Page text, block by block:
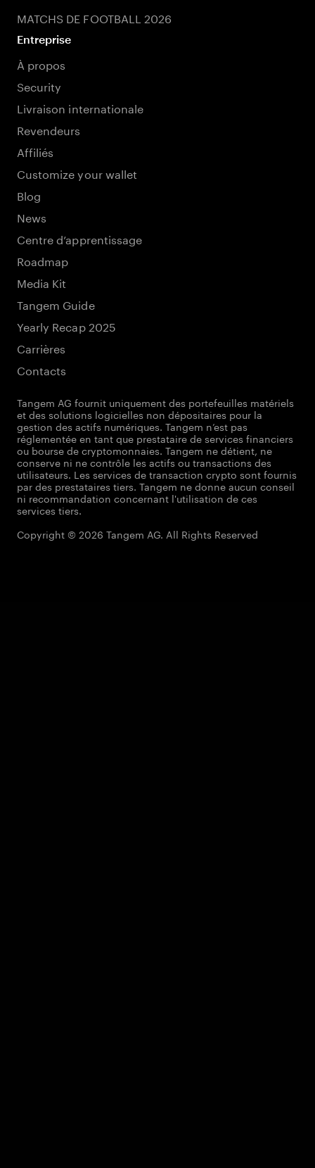
MATCHS DE FOOTBALL 2026
Entreprise
À propos
Security
Livraison internationale
Revendeurs
Affiliés
Customize your wallet
Blog
News
Centre d’apprentissage
Roadmap
Media Kit
Tangem Guide
Yearly Recap 2025
Carrières
Contacts
Tangem AG fournit uniquement des portefeuilles matériels
et des solutions logicielles non dépositaires pour la
gestion des actifs numériques. Tangem n’est pas
réglementée en tant que prestataire de services financiers
ou bourse de cryptomonnaies. Tangem ne détient, ne
conserve ni ne contrôle les actifs ou transactions des
utilisateurs. Les services de transaction crypto sont fournis
par des prestataires tiers. Tangem ne donne aucun conseil
ni recommandation concernant l'utilisation de ces
services tiers.